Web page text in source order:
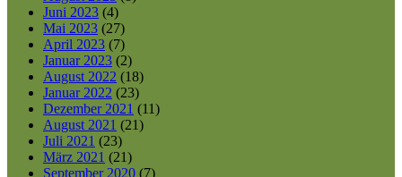
Juni 2023 (4)
Mai 2023 (27)
April 2023 (7)
Januar 2023 (2)
August 2022 (18)
Januar 2022 (23)
Dezember 2021 (11)
August 2021 (21)
Juli 2021 (23)
März 2021 (21)
September 2020 (7)